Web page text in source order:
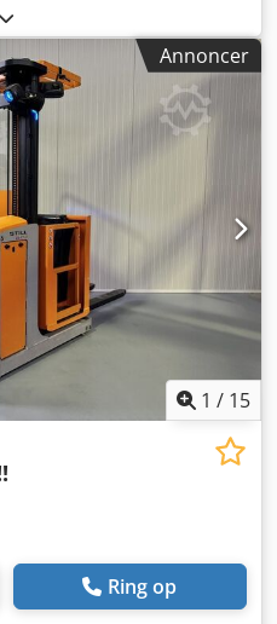
EK-X 48 Mast: 3F7150 ID:
3F Laveste højde: 2900
1200 kg
højde: 8200 mm
2016 Timer: 3475 timer
Ag Tjha Muligheder:
- DOBBELT styring!!!! -
trådstyring
Annoncer
1 / 15
Ring op